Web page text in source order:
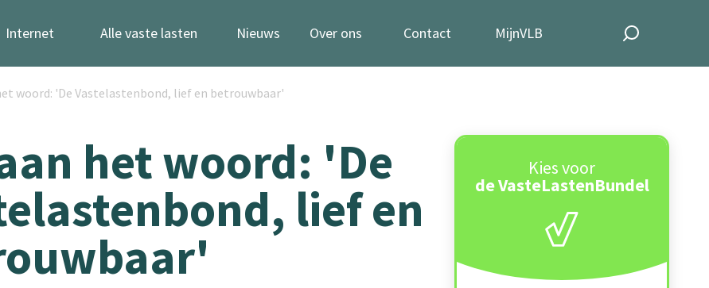
Internet Alle vaste lasten Nieuws Over ons Contact MijnVLB
woord: 'De Vastelastenbond, lief en betrouwbaar'
Kies voor
de VasteLastenBundel
het woord: 'De
lief en